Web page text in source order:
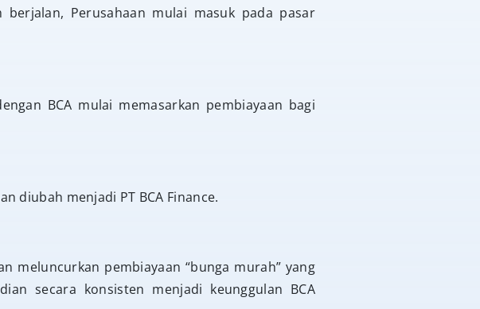
Perusahaan mulai masuk pada pasar
BCA mulai memasarkan pembiayaan bagi
diubah menjadi PT BCA Finance.
meluncurkan pembiayaan “bunga murah” yang
secara konsisten menjadi keunggulan BCA